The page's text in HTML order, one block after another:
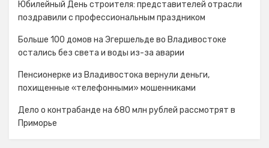
Юбилейный День строителя: представителей отрасли
поздравили с профессиональным праздником
Больше 100 домов на Эгершельде во Владивостоке
остались без света и воды из-за аварии
Пенсионерке из Владивостока вернули деньги,
похищенные «телефонными» мошенниками
Дело о контрабанде на 680 млн рублей рассмотрят в
Приморье